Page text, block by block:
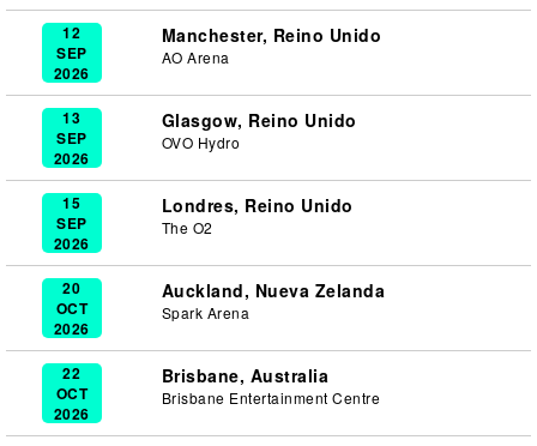
12
SEP
2026
Manchester, Reino Unido
AO Arena
13
SEP
2026
Glasgow, Reino Unido
OVO Hydro
15
SEP
2026
Londres, Reino Unido
The O2
20
OCT
2026
Auckland, Nueva Zelanda
Spark Arena
22
OCT
2026
Brisbane, Australia
Brisbane Entertainment Centre